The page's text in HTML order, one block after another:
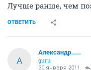
Лучше ранше, чем
ОТВЕТИТЬ
А
Александр.....
guru
30 января 2011